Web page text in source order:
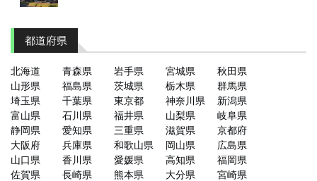
都道府県
北海道 青森県 岩手県 宮城県
秋田県
山形県
福島県 茨城県 栃木県
群馬県
埼玉県
千葉県 東京都 神奈川県
新潟県
富山県
石川県 福井県 山梨県
岐阜県
静岡県
愛知県 三重県 滋賀県
京都府
大阪府
兵庫県 和歌山県 岡山県
広島県
山口県
香川県 愛媛県 高知県
福岡県
佐賀県
長崎県 熊本県 大分県
宮崎県